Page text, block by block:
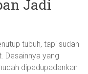
Jadi
tubuh, tapi sudah
Desainnya yang
dipadupadankan